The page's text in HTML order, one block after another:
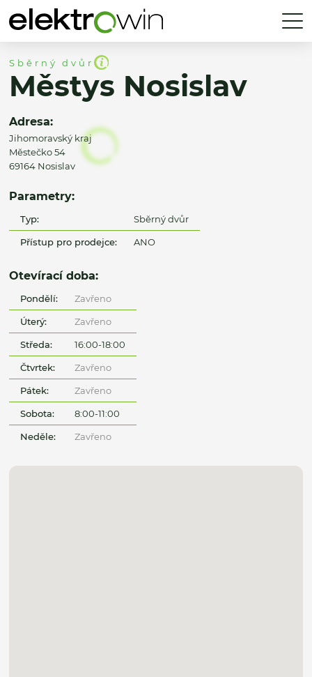
Sběrný dvůr
Městys Nosislav
Adresa:
Jihomoravský kraj
Městečko 54
69164 Nosislav
Parametry:
Typ: Sběrný dvůr
Přístup pro prodejce: ANO
Otevírací doba:
Pondělí: Zavřeno
Úterý: Zavřeno
Středa: 16:00-18:00
Čtvrtek: Zavřeno
Pátek: Zavřeno
Sobota: 8:00-11:00
Neděle: Zavřeno